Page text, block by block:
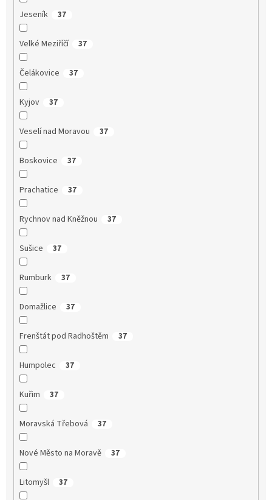
Jeseník 37
Velké Meziříčí 37
Čelákovice 37
Kyjov 37
Veselí nad Moravou 37
Boskovice 37
Prachatice 37
Rychnov nad Kněžnou 37
Sušice 37
Rumburk 37
Domažlice 37
Frenštát pod Radhoštěm 37
Humpolec 37
Kuřim 37
Moravská Třebová 37
Nové Město na Moravě 37
Litomyšl 37